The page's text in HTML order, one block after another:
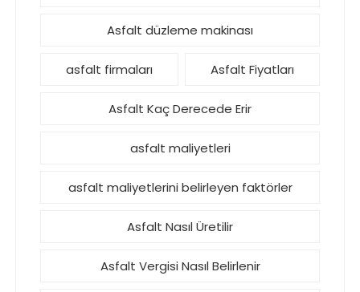
Asfalt düzleme makinası
asfalt firmaları Asfalt Fiyatları
Asfalt Kaç Derecede Erir
asfalt maliyetleri
asfalt maliyetlerini belirleyen faktörler
Asfalt Nasıl Üretilir
Asfalt Vergisi Nasıl Belirlenir